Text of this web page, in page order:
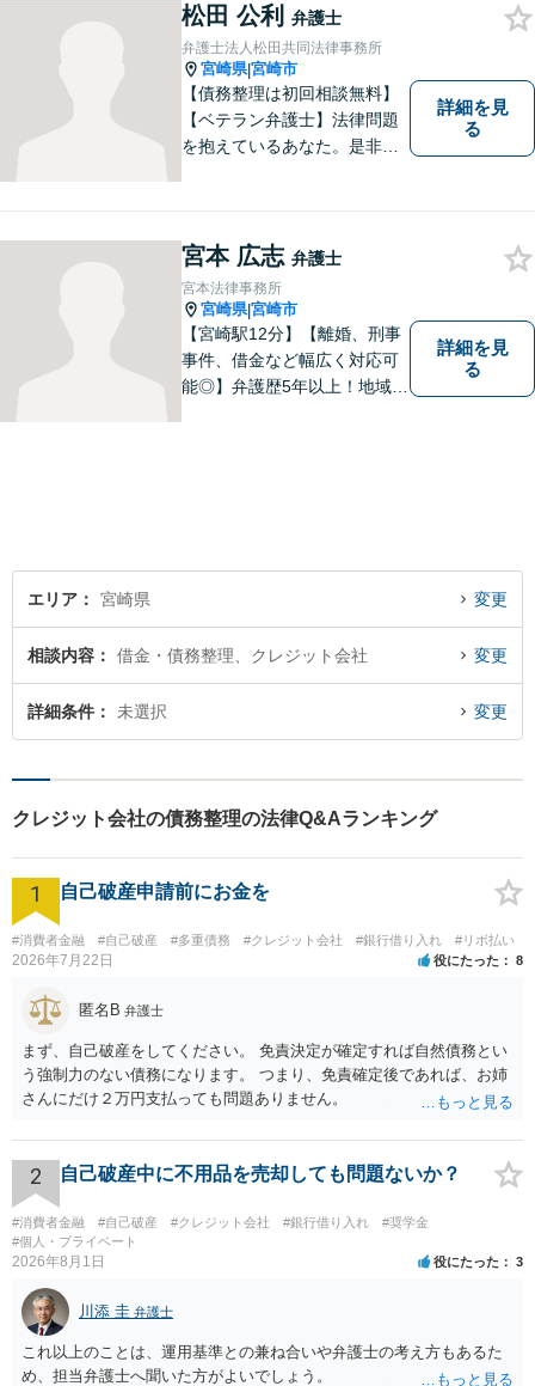
ださい。きっと道が開けま
す。
松田 公利 弁護士
弁護士法人松田共同法律事務所
宮崎県|宮崎市
【債務整理は初回相談無料】
【ベテラン弁護士】法律問題
を抱えているあなた。是非一
詳細を見
る
宮本 広志 弁護士
宮本法律事務所
宮崎県|宮崎市
【宮崎駅12分】【離婚、刑事
事件、借金など幅広く対応可
能◎】弁護歴5年以上！地域に
詳細を見
る
エリア 宮崎県 変更
相談内容 借金・債務整理、クレジット会社 変更
詳細条件 未選択 変更
クレジット会社の債務整理の法律Q&Aランキング
1 自己破産申請前にお金を
#消費者金融 #自己破産 #多重債務 #クレジット会社 #銀行借り入れ #リボ払い
2026年7月22日 役にたった 8
匿名B 弁護士
まず、自己破産をしてください。 免責決定が確定すれば自然債務とい
う強制力のない債務になります。 つまり、免責確定後であれば、お姉
さんにだけ２万円支払っても問題ありません。
2 自己破産中に不用品を売却しても問題ないか？
#消費者金融 #自己破産 #クレジット会社 #銀行借り入れ
#奨学金
#個人・プライベート
2026年8月1日 役にたった 3
川添 圭 弁護士
これ以上のことは、運用基準との兼ね合いや弁護士の考え方もあるた
め、担当弁護士へ聞いた方がよいでしょう。